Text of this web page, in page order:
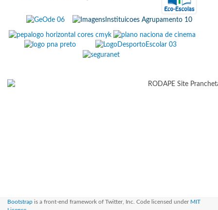
Bootstrap is a front-end framework of Twitter, Inc. Code licensed under MIT